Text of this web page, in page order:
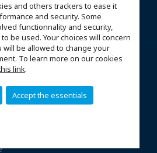
and others trackers to ease it
and security. Some
functionnality and security,
be used. Your choices will concern
will be allowed to change your
To learn more on our cookies
link.
Accept the essentials
использования файлов cookie